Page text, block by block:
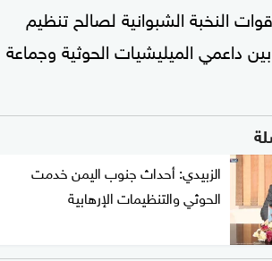
النخبة الشبوانية لصالح تنظيم
داعمي الميليشيات الحوثية وجماعة
الزبيدي: أحداث جنوب اليمن خدمت
الحوثي والتنظيمات الإرهابية